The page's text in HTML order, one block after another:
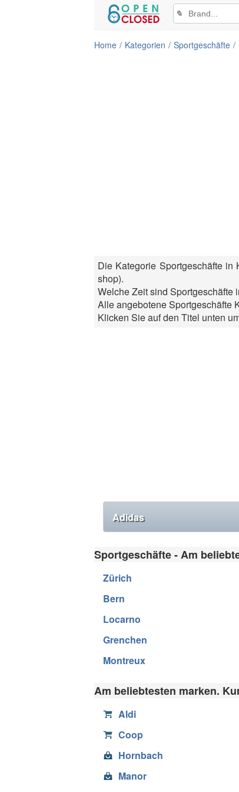
✎
Home Kategorien Sportgeschäfte
Die Kategorie Sportgeschäfte in
shop).
Welche Zeit sind Sportgeschäfte
Alle angebotene Sportgeschäfte
Klicken Sie auf den Titel unten
Adidas
Sportgeschäfte - Am
Zürich
Bern
Locarno
Grenchen
Montreux
Am beliebtesten marken.
Aldi
Coop
Hornbach
Manor